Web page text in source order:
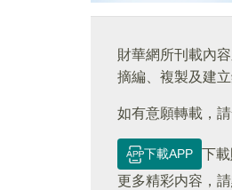
財華網所刊載內
摘編、複製及建
如有意願轉載，
下載APP
下
更多精彩内容，請